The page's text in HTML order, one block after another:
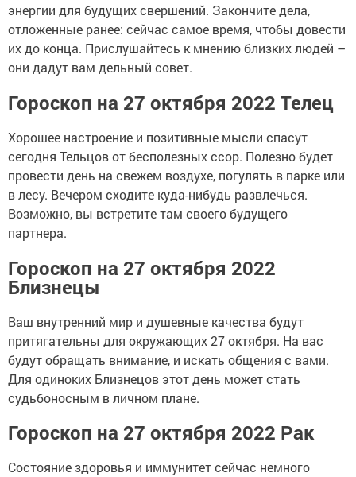
энергии для будущих свершений. Закончите дела,
отложенные ранее: сейчас самое время, чтобы довести
их до конца. Прислушайтесь к мнению близких людей –
они дадут вам дельный совет.
Гороскоп на 27 октября 2022 Телец
Хорошее настроение и позитивные мысли спасут
сегодня Тельцов от бесполезных ссор. Полезно будет
провести день на свежем воздухе, погулять в парке или
в лесу. Вечером сходите куда-нибудь развлечься.
Возможно, вы встретите там своего будущего
партнера.
Гороскоп на 27 октября 2022
Близнецы
Ваш внутренний мир и душевные качества будут
притягательны для окружающих 27 октября. На вас
будут обращать внимание, и искать общения с вами.
Для одиноких Близнецов этот день может стать
судьбоносным в личном плане.
Гороскоп на 27 октября 2022 Рак
Состояние здоровья и иммунитет сейчас немного